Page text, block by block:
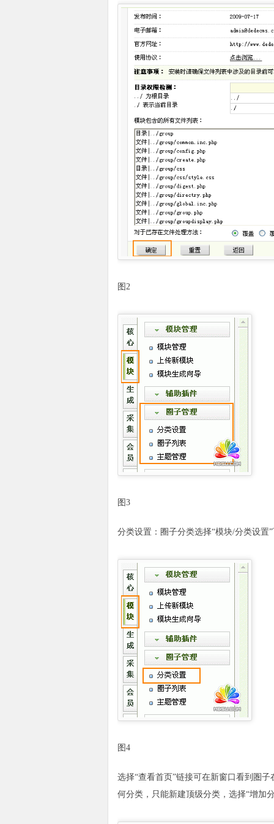
图2
图3
分类设置：圈子分类选择“模块/分类设置
图4
选择“查看首页”链接可在新窗口看到圏
何分类，只能新建顶级分类，选择“增加